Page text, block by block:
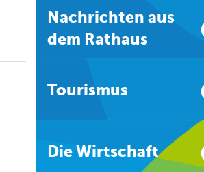
Nachrichten aus
dem Rathaus
Tourismus
Die Wirtschaft